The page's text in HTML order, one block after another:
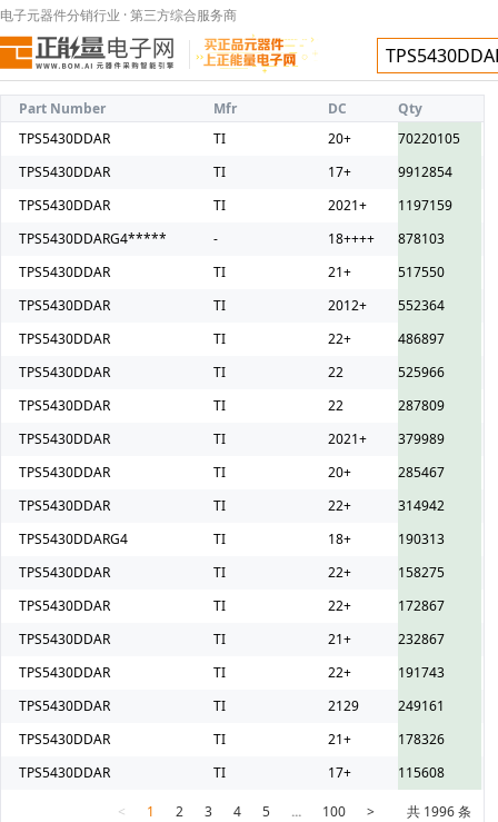
电子元器件分销行业 · 第三方综合服务商
Part Number Mfr DC
Qty
TPS5430DDAR
TI 20+
70220105
TPS5430DDAR
TI 17+
9912854
TPS5430DDAR
TI 2021+
1197159
TPS5430DDARG4*****
- 18++++
878103
TPS5430DDAR
TI 21+
517550
TPS5430DDAR
TI 2012+
552364
TPS5430DDAR
TI 22+
486897
TPS5430DDAR
TI 22
525966
TPS5430DDAR
TI 22
287809
TPS5430DDAR
TI 2021+
379989
TPS5430DDAR
TI 20+
285467
TPS5430DDAR
TI 22+
314942
TPS5430DDARG4
TI 18+
190313
TPS5430DDAR
TI 22+
158275
TPS5430DDAR
TI 22+
172867
TPS5430DDAR
TI 21+
232867
TPS5430DDAR
TI 22+
191743
TPS5430DDAR
TI 2129
249161
TPS5430DDAR
TI 21+
178326
TPS5430DDAR
TI 17+ 115608
< 1 2 3 4 5 ... 100 > 共 1996 条